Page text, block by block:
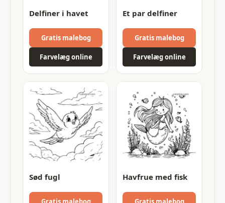
Delfiner i havet
Gratis malebog
Farvelæg online
Et par delfiner
Gratis malebog
Farvelæg online
Sød fugl Havfrue med fisk